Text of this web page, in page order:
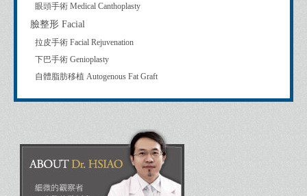
眼頭手術 Medical Canthoplasty
臉整形 Facial
拉皮手術 Facial Rejuvenation
下巴手術 Genioplasty
自體脂肪移植 Autogenous Fat Graft